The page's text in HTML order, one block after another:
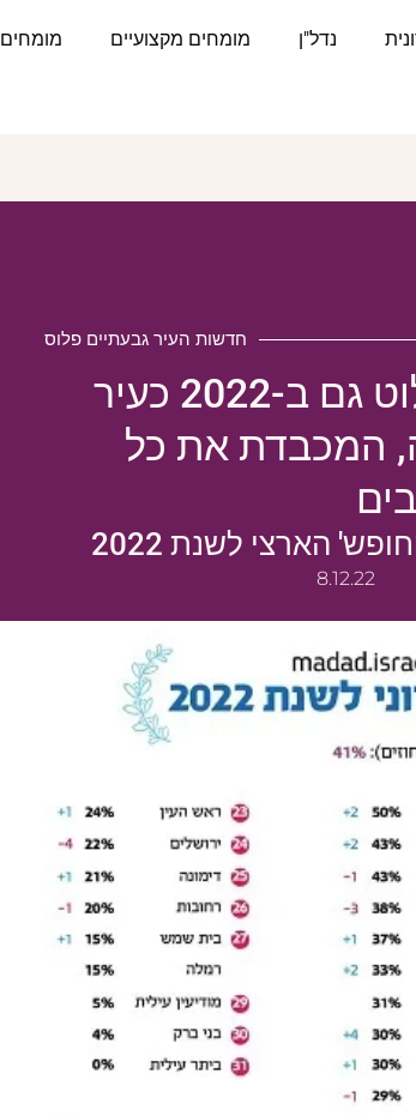
נדל"ן מומחים מקצועיים מומחים
חדשות העיר גבעתיים פלוס
גבעתיים ממשיכה לבלוט גם ב-2022 כעיר
המכבדת את כל
הארצי לשנת 2022
8.12.22